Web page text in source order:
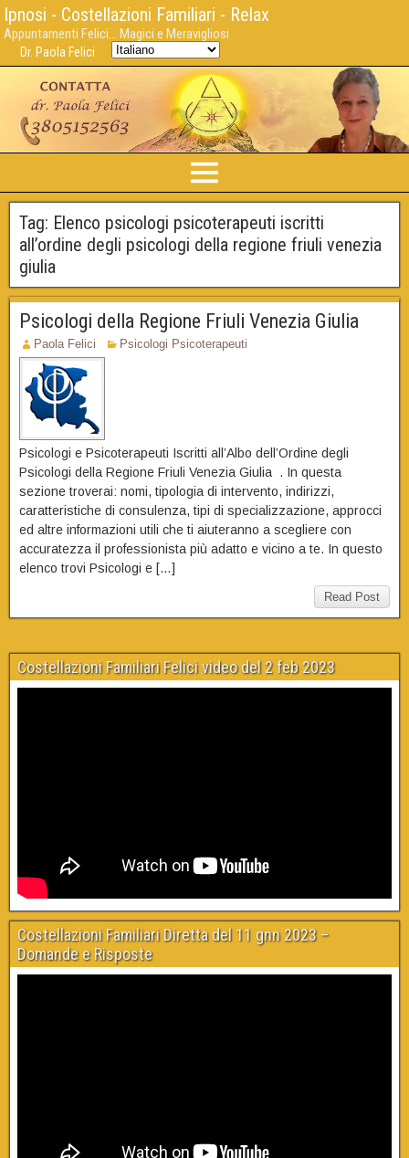
Ipnosi - Costellazioni Familiari - Relax
Appuntamenti Felici... Magici e Meravigliosi
Dr. Paola Felici
Tag: Elenco psicologi psicoterapeuti iscritti
all’ordine degli psicologi della regione friuli venezia
giulia
Psicologi della Regione Friuli Venezia Giulia
Paola Felici Psicologi Psicoterapeuti
Psicologi e Psicoterapeuti Iscritti all’Albo dell’Ordine degli
Psicologi della Regione Friuli Venezia Giulia . In questa
sezione troverai: nomi, tipologia di intervento, indirizzi,
caratteristiche di consulenza, tipi di specializzazione, approcci
ed altre informazioni utili che ti aiuteranno a scegliere con
accuratezza il professionista più adatto e vicino a te. In questo
elenco trovi Psicologi e […]
Read Post
Costellazioni Familiari Felici video del 2 feb 2023
Costellazioni Familiari Diretta del 11 gnn 2023 –
Domande e Risposte